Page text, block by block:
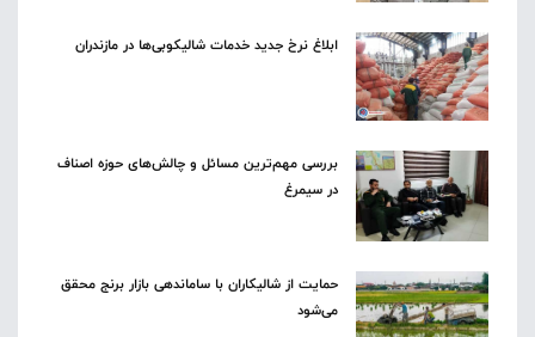
ابلاغ نرخ جدید خدمات شالیکوبی‌ها در مازندران
بررسی مهم‌ترین مسائل و چالش‌های حوزه اصناف
در سیمرغ
حمایت از شالیکاران با ساماندهی بازار برنج محقق
می‌شود